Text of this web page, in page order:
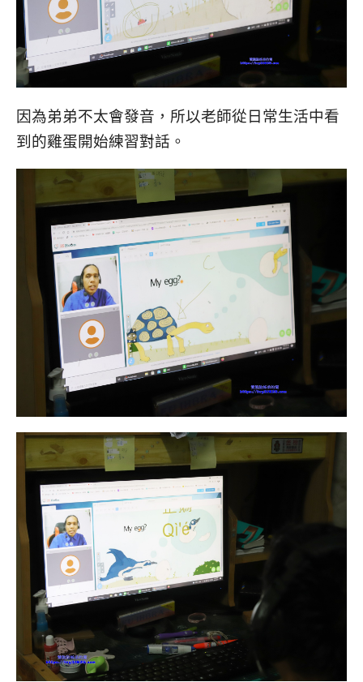
因為弟弟不太會發音，所以老師從日常生活中看
到的雞蛋開始練習對話。